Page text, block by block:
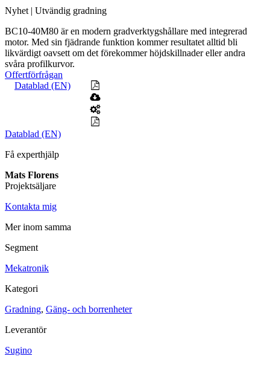
Mekatronik
Positionsvisare / Mätklockor
Pulsgivare / EncodersWire-modulerGäng- och borrenheter
Motion
LinjärmotorerServodrifter
Mätning
Räknare / Displayer
Maskinsäkerhet
LjusridåerLjustorn
Varningsljud
Varningsljus
Övrigt
Nyhet | Utvändig gradning
BC10-40M80 är en modern gradverktygshållare med integrerad
motor. Med sin fjädrande funktion kommer resultatet alltid bli
likvärdigt oavsett om det förekommer höjdskillnader eller andra
svåra profilkurvor.
Offertförfrågan
Datablad (EN)
Datablad (EN)
Få experthjälp
Mats Florens
Projektsäljare
Kontakta mig
Mer inom samma
Segment
Mekatronik
Kategori
Gradning, Gäng- och borrenheter
Leverantör
Sugino